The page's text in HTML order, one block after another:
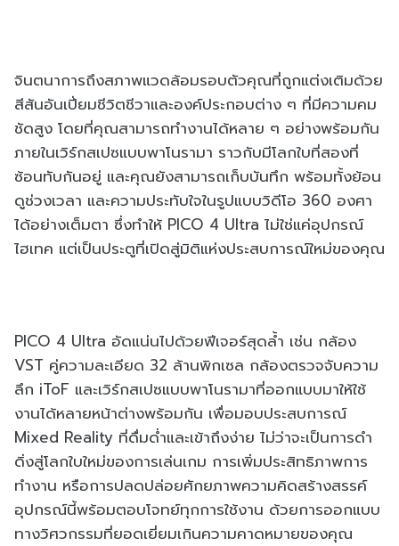
จินตนาการถึงสภาพแวดล้อมรอบตัวคุณที่ถูกแต่งเติมด้วย
สีสันอันเปี่ยมชีวิตชีวาและองค์ประกอบต่าง ๆ ที่มีความคม
ชัดสูง โดยที่คุณสามารถทำงานได้หลาย ๆ อย่างพร้อมกัน
ภายในเวิร์กสเปซแบบพาโนรามา ราวกับมีโลกใบที่สองที่
ซ้อนทับกันอยู่ และคุณยังสามารถเก็บบันทึก พร้อมทั้งย้อน
ดูช่วงเวลา และความประทับใจในรูปแบบวิดีโอ 360 องศา
ได้อย่างเต็มตา ซึ่งทำให้ PICO 4 Ultra ไม่ใช่แค่อุปกรณ์
ไฮเทค แต่เป็นประตูที่เปิดสู่มิติแห่งประสบการณ์ใหม่ของคุณ
PICO 4 Ultra อัดแน่นไปด้วยฟีเจอร์สุดล้ำ เช่น กล้อง
VST คู่ความละเอียด 32 ล้านพิกเซล กล้องตรวจจับความ
ลึก iToF และเวิร์กสเปซแบบพาโนรามาที่ออกแบบมาให้ใช้
งานได้หลายหน้าต่างพร้อมกัน เพื่อมอบประสบการณ์
Mixed Reality ที่ดื่มด่ำและเข้าถึงง่าย ไม่ว่าจะเป็นการดำ
ดิ่งสู่โลกใบใหม่ของการเล่นเกม การเพิ่มประสิทธิภาพการ
ทำงาน หรือการปลดปล่อยศักยภาพความคิดสร้างสรรค์
อุปกรณ์นี้พร้อมตอบโจทย์ทุกการใช้งาน ด้วยการออกแบบ
ทางวิศวกรรมที่ยอดเยี่ยมเกินความคาดหมายของคุณ